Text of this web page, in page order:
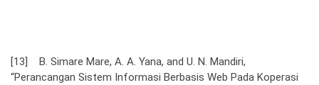
[13] B. Simare Mare, A. A. Yana, and U. N. Mandiri,
“Perancangan Sistem Informasi Berbasis Web Pada Koperasi